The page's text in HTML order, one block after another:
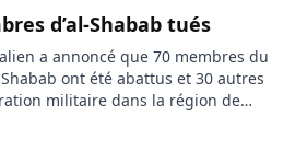
Somalie. […]
d’al-Shabab tués
a annoncé que 70 membres du
ont été abattus et 30 autres
militaire dans la région de
Une opération militaire menée